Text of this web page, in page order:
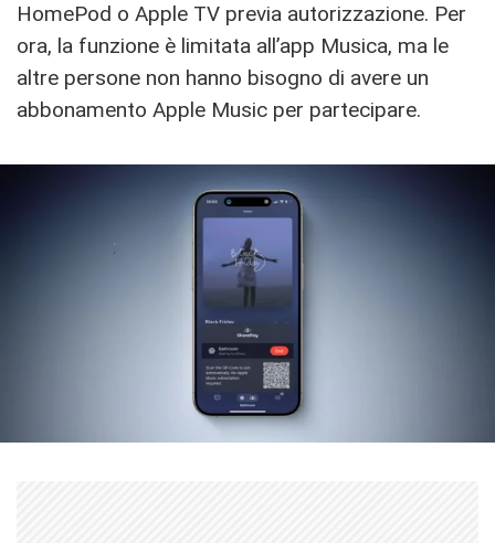
HomePod o Apple TV previa autorizzazione. Per
ora, la funzione è limitata all’app Musica, ma le
altre persone non hanno bisogno di avere un
abbonamento Apple Music per partecipare.